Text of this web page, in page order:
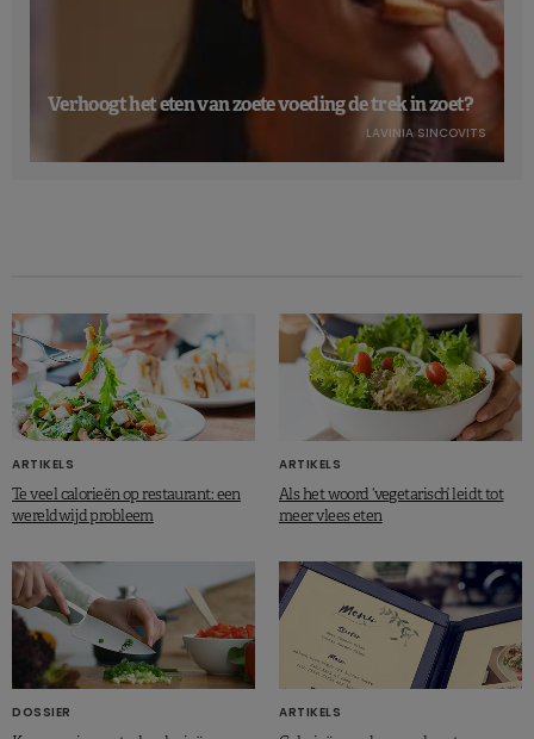
Verhoogt het eten van zoete voeding de trek in zoet?
LAVINIA SINCOVITS
ARTIKELS
Te veel calorieën op restaurant: een
wereldwijd probleem
ARTIKELS
Als het woord ‘vegetarisch’ leidt tot
meer vlees eten
DOSSIER ARTIKELS